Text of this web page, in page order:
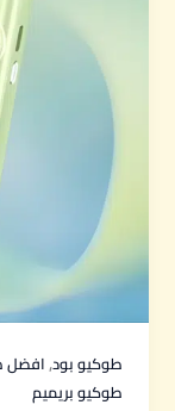
طوكيو بود,افضل
طوكيو بريميم